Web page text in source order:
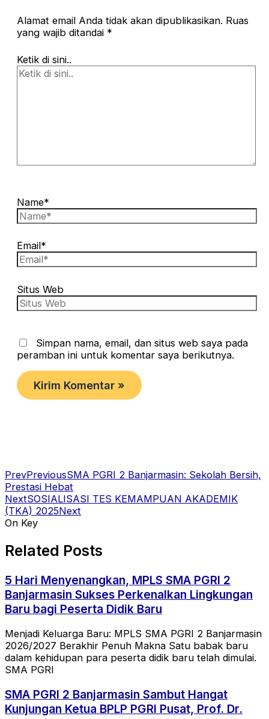
Alamat email Anda tidak akan dipublikasikan. Ruas
yang wajib ditandai *
Ketik di sini..
Name*
Email*
Situs Web
Simpan nama, email, dan situs web saya pada
peramban ini untuk komentar saya berikutnya.
PrevPreviousSMA PGRI 2 Banjarmasin: Sekolah Bersih,
Prestasi Hebat
NextSOSIALISASI TES KEMAMPUAN AKADEMIK
(TKA) 2025Next
On Key
Related Posts
5 Hari Menyenangkan, MPLS SMA PGRI 2
Banjarmasin Sukses Perkenalkan Lingkungan
Baru bagi Peserta Didik Baru
Menjadi Keluarga Baru: MPLS SMA PGRI 2 Banjarmasin
2026/2027 Berakhir Penuh Makna Satu babak baru
dalam kehidupan para peserta didik baru telah dimulai.
SMA PGRI
SMA PGRI 2 Banjarmasin Sambut Hangat
Kunjungan Ketua BPLP PGRI Pusat, Prof. Dr.